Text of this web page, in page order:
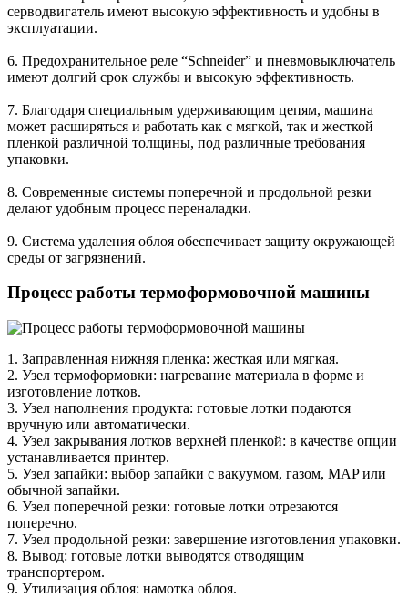
серводвигатель имеют высокую эффективность и удобны в
эксплуатации.
6. Предохранительное реле “Schneider” и пневмовыключатель
имеют долгий срок службы и высокую эффективность.
7. Благодаря специальным удерживающим цепям, машина
может расширяться и работать как с мягкой, так и жесткой
пленкой различной толщины, под различные требования
упаковки.
8. Современные системы поперечной и продольной резки
делают удобным процесс переналадки.
9. Система удаления облоя обеспечивает защиту окружающей
среды от загрязнений.
Процесс работы термоформовочной машины
1. Заправленная нижняя пленка: жесткая или мягкая.
2. Узел термоформовки: нагревание материала в форме и
изготовление лотков.
3. Узел наполнения продукта: готовые лотки подаются
вручную или автоматически.
4. Узел закрывания лотков верхней пленкой: в качестве опции
устанавливается принтер.
5. Узел запайки: выбор запайки с вакуумом, газом, MAP или
обычной запайки.
6. Узел поперечной резки: готовые лотки отрезаются
поперечно.
7. Узел продольной резки: завершение изготовления упаковки.
8. Вывод: готовые лотки выводятся отводящим
транспортером.
9. Утилизация облоя: намотка облоя.